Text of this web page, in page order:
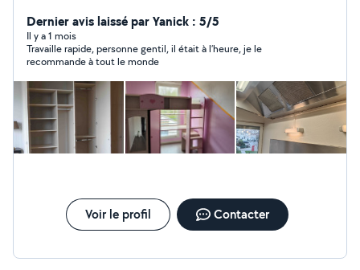
en location ? Vous êtes au bon endroit ! Avec LaCleanic,
vous aurez un partenaire de confiance pour votre
nettoyage à domicile. Nous n'utilisons que les meilleurs
équipements pour nos interventions . Notre injecteur
extracteur de pointe est conçue pour éliminer les
tâches en profondeur et grâce à des produits de qualité
vous assure un rendu impeccable pour redonner vie a
vos tissus d'ameublement. Alors n'hésitez plus et donner
a votre petit nid douillet le soin qu'il mérite.
Dernier avis laissé par Yanick : 5/5
Il y a 1 mois
Travaille rapide, personne gentil, il était à l’heure, je le
recommande à tout le monde
Voir le profil Contacter